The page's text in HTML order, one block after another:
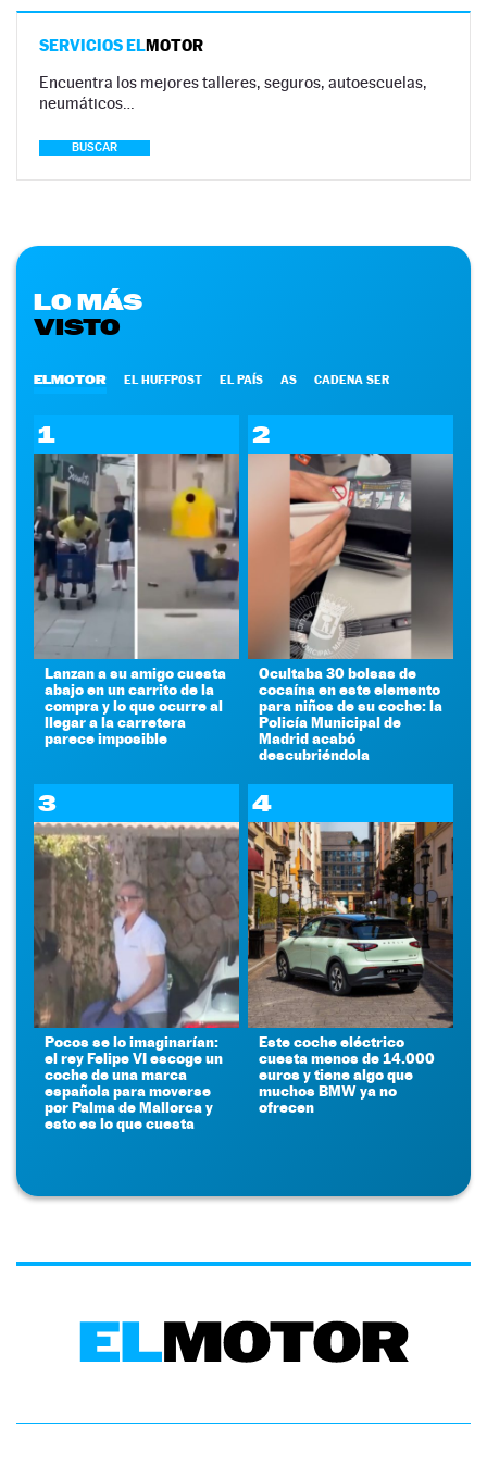
SERVICIOS ELMOTOR
Encuentra los mejores talleres, seguros, autoescuelas,
neumáticos…
BUSCAR
LO MÁS
VISTO
ELMOTOR EL HUFFPOST EL PAÍS AS CADENA SER
1
Lanzan a su amigo cuesta
abajo en un carrito de la
compra y lo que ocurre al
llegar a la carretera
parece imposible
2
Ocultaba 30 bolsas de
cocaína en este elemento
para niños de su coche: la
Policía Municipal de
Madrid acabó
descubriéndola
3
Pocos se lo imaginarían:
el rey Felipe VI escoge un
coche de una marca
española para moverse
por Palma de Mallorca y
esto es lo que cuesta
4
Este coche eléctrico
cuesta menos de 14.000
euros y tiene algo que
muchos BMW ya no
ofrecen